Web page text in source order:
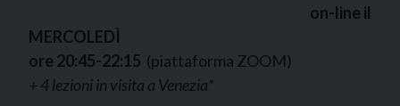
on-line il
MERCOLEDÌ
ore 20:45-22:15 (piattaforma ZOOM)
+ 4 lezioni in visita a Venezia*